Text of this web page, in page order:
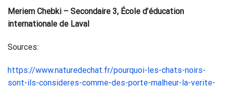
Meriem Chebki – Secondaire 3, École d’éducation
internationale de Laval
Sources:
https://www.naturedechat.fr/pourquoi-les-chats-noirs-
sont-ils-consideres-comme-des-porte-malheur-la-verite-